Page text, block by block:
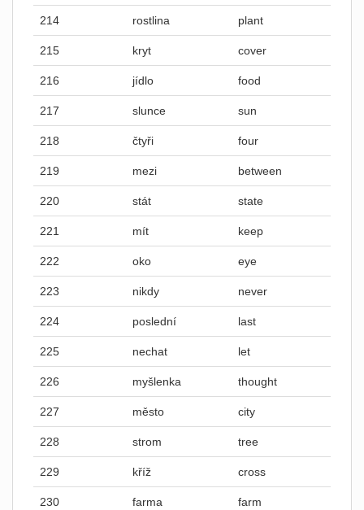
214 rostlina plant
215 kryt cover
216 jídlo food
217 slunce sun
218 čtyři four
219 mezi between
220 stát state
221 mít keep
222 oko eye
223 nikdy never
224 poslední last
225 nechat let
226 myšlenka thought
227 město city
228 strom tree
229 kříž cross
230 farma farm